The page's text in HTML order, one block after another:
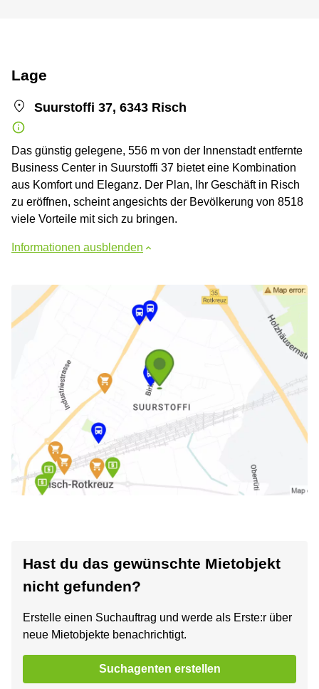
Lage
Suurstoffi 37, 6343 Risch
Das günstig gelegene, 556 m von der Innenstadt entfernte
Business Center in Suurstoffi 37 bietet eine Kombination
aus Komfort und Eleganz. Der Plan, Ihr Geschäft in Risch
zu eröffnen, scheint angesichts der Bevölkerung von 8518
viele Vorteile mit sich zu bringen.
Informationen ausblenden
Hast du das gewünschte Mietobjekt
nicht gefunden?
Erstelle einen Suchauftrag und werde als Erste:r über
neue Mietobjekte benachrichtigt.
Suchagenten erstellen